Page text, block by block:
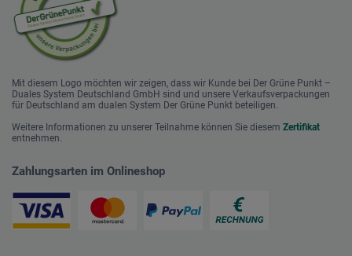
Mit diesem Logo möchten wir zeigen, dass wir Kunde bei Der Grüne Punkt –
Duales System Deutschland GmbH sind und unsere Verkaufsverpackungen
für Deutschland am dualen System Der Grüne Punkt beteiligen.
Weitere Informationen zu unserer Teilnahme können Sie diesem Zertifikat
entnehmen.
Zahlungsarten im Onlineshop